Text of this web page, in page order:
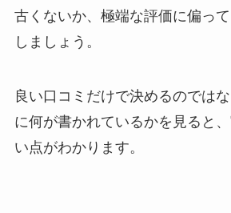
古くないか、極端な評価に偏っ
しましょう。
良い口コミだけで決めるのでは
に何が書かれているかを見ると
い点がわかります。